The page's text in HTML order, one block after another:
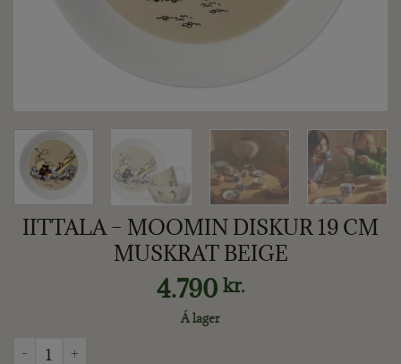
IITTALA – MOOMIN DISKUR 19 CM
MUSKRAT BEIGE
4.790 kr.
Á lager
IITTALA - MOOMIN DISKUR 19 CM MUSKRAT BEIGE